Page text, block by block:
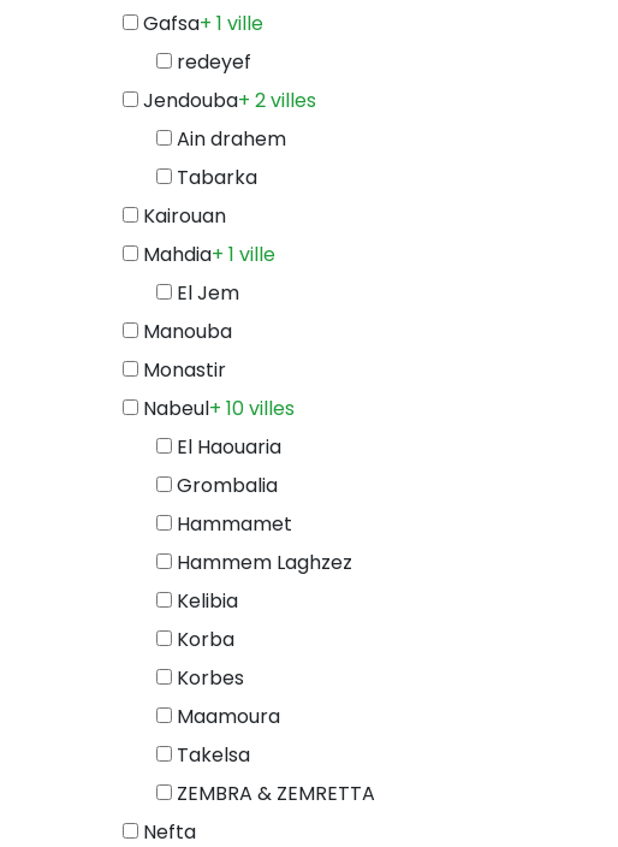
Gafsa+ 1 ville
redeyef
Jendouba+ 2 villes
Ain drahem
Tabarka
Kairouan
Mahdia+ 1 ville
El Jem
Manouba
Monastir
Nabeul+ 10 villes
El Haouaria
Grombalia
Hammamet
Hammem Laghzez
Kelibia
Korba
Korbes
Maamoura
Takelsa
ZEMBRA & ZEMRETTA
Nefta